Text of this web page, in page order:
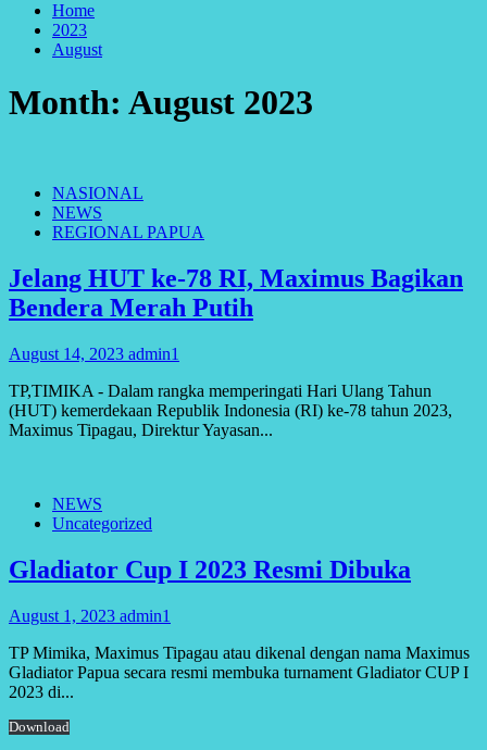
Home
2023
August
Month: August 2023
NASIONAL
NEWS
REGIONAL PAPUA
Jelang HUT ke-78 RI, Maximus Bagikan
Bendera Merah Putih
August 14, 2023 admin1
TP,TIMIKA - Dalam rangka memperingati Hari Ulang Tahun
(HUT) kemerdekaan Republik Indonesia (RI) ke-78 tahun 2023,
Maximus Tipagau, Direktur Yayasan...
NEWS
Uncategorized
Gladiator Cup I 2023 Resmi Dibuka
August 1, 2023 admin1
TP Mimika, Maximus Tipagau atau dikenal dengan nama Maximus
Gladiator Papua secara resmi membuka turnament Gladiator CUP I
2023 di...
Download